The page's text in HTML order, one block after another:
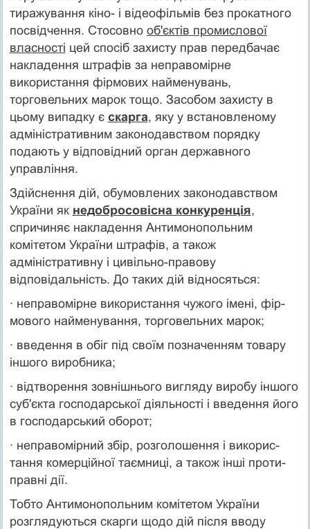
тиражування кіно- і відеофільмів без прокатного
посвідчення. Стосовно об'єктів промислової
власності цей спосіб захисту прав передбачає
накладення штрафів за неправомірне
використання фірмових найменувань,
торговельних марок тощо. Засобом захисту в
цьому випадку є скарга, яку у встановленому
адміністративним законодавством порядку
подають у відповідний орган державного
управління.
Здійснення дій, обумовлених законодавством
Укра­їни як недобросовісна конкуренція,
спричиняє накладення Антимонопольним
комітетом України штрафів, а також
адміністративну і цивільно-правову
відповідальність. До таких дій відносяться:
· неправомірне використання чужого імені, фір­
мового найменування, торговельних марок;
· введення в обіг під своїм позначенням товару
іншого виробника;
· відтворення зовнішнього вигляду виробу іншого
суб'єкта господарської діяльності і введення йо­го
в господарський оборот;
· неправомірний збір, розголошення і викорис­
тання комерційної таємниці, а також інші проти­
правні дії.
Тобто Антимонопольним комітетом України
розгля­дуються скарги щодо дій після вводу